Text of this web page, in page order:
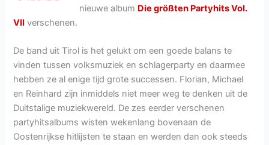
nieuwe album Die größten Partyhits Vol.
VII verschenen.
De band uit Tirol is het gelukt om een goede balans te
vinden tussen volksmuziek en schlagerparty en daarmee
hebben ze al enige tijd grote successen. Florian, Michael
en Reinhard zijn inmiddels niet meer weg te denken uit de
Duitstalige muziekwereld. De zes eerder verschenen
partyhitsalbums wisten wekenlang bovenaan de
Oostenrijkse hitlijsten te staan en werden dan ook steeds